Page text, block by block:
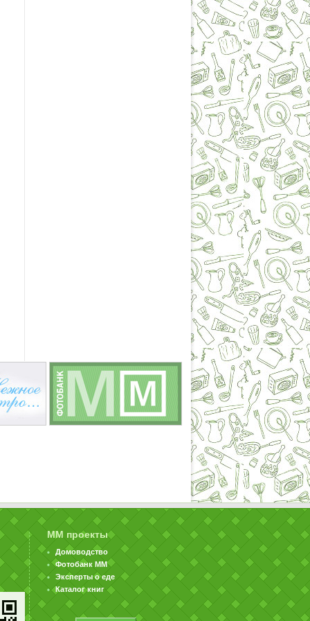
ММ проекты
Домоводство
Фотобанк ММ
Эксперты о еде
Каталог книг